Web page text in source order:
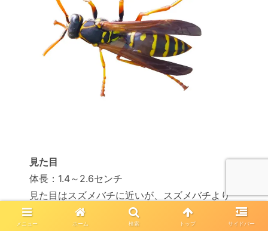
見た目
体長：1.4～2.6センチ
見た目はスズメバチに近いが、スズメバチより
細身で小さい
メニュー ホーム 検索 トップ サイドバー